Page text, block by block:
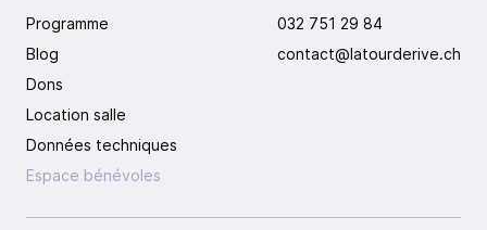
Programme
Blog
Dons
Location salle
Données techniques
Espace bénévoles
032 751 29 84
contact@latourderive.ch